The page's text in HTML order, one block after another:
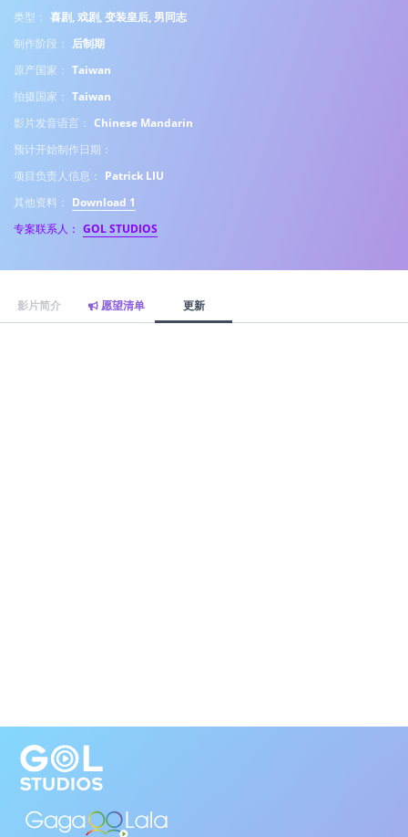
类型： 喜剧, 戏剧, 变装皇后, 男同志
制作阶段： 后制期
原产国家： Taiwan
拍摄国家： Taiwan
影片发音语言： Chinese Mandarin
预计开始制作日期：
项目负责人信息： Patrick LIU
其他资料： Download 1
专案联系人： GOL STUDIOS
影片简介 愿望清单 更新